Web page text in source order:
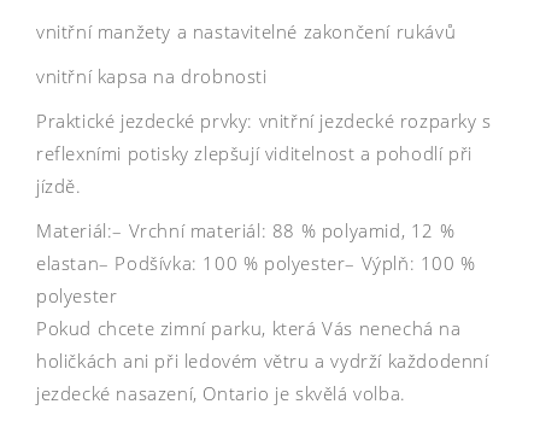
vnitřní manžety a nastavitelné zakončení rukávů
vnitřní kapsa na drobnosti
Praktické jezdecké prvky: vnitřní jezdecké rozparky s
reflexními potisky zlepšují viditelnost a pohodlí při
jízdě.
Materiál:– Vrchní materiál: 88 % polyamid, 12 %
elastan– Podšívka: 100 % polyester– Výplň: 100 %
polyester
Pokud chcete zimní parku, která Vás nenechá na
holičkách ani při ledovém větru a vydrží každodenní
jezdecké nasazení, Ontario je skvělá volba.